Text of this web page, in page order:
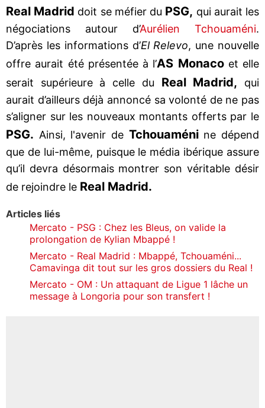
Real Madrid doit se méfier du PSG, qui aurait les
négociations autour d’Aurélien Tchouaméni.
D’après les informations d’El Relevo, une nouvelle
offre aurait été présentée à l’AS Monacoet elle
serait supérieure à celle du Real Madrid, qui
aurait d’ailleurs déjà annoncé sa volonté de ne pas
s’aligner sur les nouveaux montants offerts par le
PSG. Ainsi, l'avenir de Tchouaménine dépend
que de lui-même, puisque le média ibérique assure
qu’il devra désormais montrer son véritable désir
de rejoindre le Real Madrid.
Articles liés
Mercato - PSG : Chez les Bleus, on valide la
prolongation de Kylian Mbappé !
Mercato - Real Madrid : Mbappé, Tchouaméni...
Camavinga dit tout sur les gros dossiers du Real !
Mercato - OM : Un attaquant de Ligue 1 lâche un
message à Longoria pour son transfert !